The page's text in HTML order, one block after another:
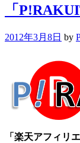
「
2012年3月8日 by
「楽天アフィリ